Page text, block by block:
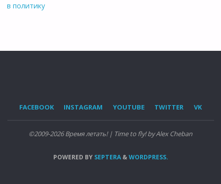
в политику
FACEBOOK INSTAGRAM YOUTUBE TWITTER VK
©2009-2026 Время летать! | Time to fly! by Alex Cheban
POWERED BYSEPTERA&WORDPRESS.